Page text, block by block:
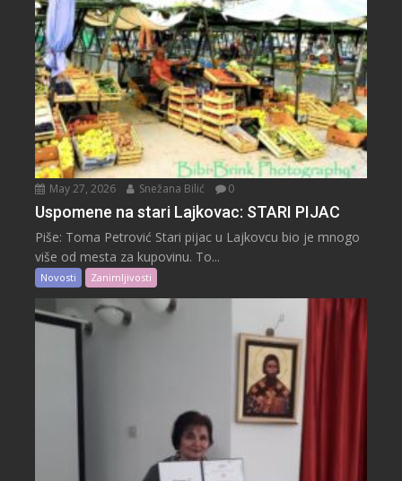
May 27, 2026 Snežana Bilić 0
Uspomene na stari Lajkovac: STARI PIJAC
Piše: Toma Petrović Stari pijac u Lajkovcu bio je mnogo
više od mesta za kupovinu. To...
Novosti Zanimljivosti